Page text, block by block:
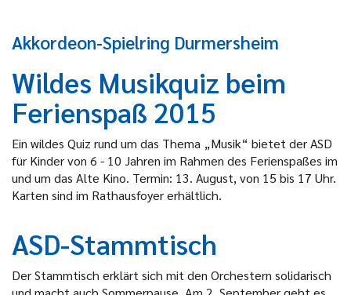
Akkordeon-Spielring Durmersheim
Wildes Musikquiz beim
Ferienspaß 2015
Ein wildes Quiz rund um das Thema „Musik“ bietet der ASD
für Kinder von 6 - 10 Jahren im Rahmen des Ferienspaßes im
und um das Alte Kino. Termin: 13. August, von 15 bis 17 Uhr.
Karten sind im Rathausfoyer erhältlich.
ASD-Stammtisch
Der Stammtisch erklärt sich mit den Orchestern solidarisch